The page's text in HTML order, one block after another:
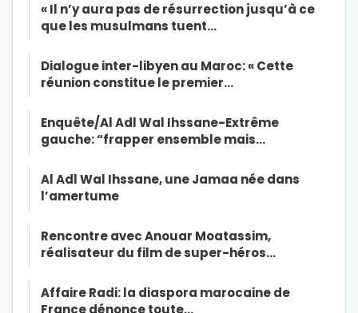
« Il n’y aura pas de résurrection jusqu’à ce
que les musulmans tuent…
Dialogue inter-libyen au Maroc: « Cette
réunion constitue le premier…
Enquête/Al Adl Wal Ihssane-Extrême
gauche: “frapper ensemble mais…
Al Adl Wal Ihssane, une Jamaa née dans
l’amertume
Rencontre avec Anouar Moatassim,
réalisateur du film de super-héros…
Affaire Radi: la diaspora marocaine de
France dénonce toute…